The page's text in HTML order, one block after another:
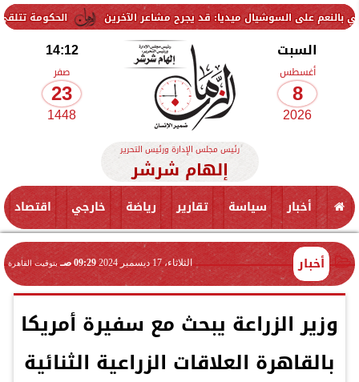
الحكومة تتلقى 229 ألف شكوى وطلب واستفسار خلال يوليو.. ومدبولي يوجه بسرعة الاستجابة للمواطنين ميديا: قد يجرح مشاعر الآخرين
السبت
أغسطس
8
2026
14:12
صفر
23
1448
رئيس مجلس الإدارة ورئيس التحرير
إلهام شرشر
أخبار سياسة تقارير رياضة خارجي اقتصاد
أخبار الثلاثاء، 17 ديسمبر 2024 09:29 صـ بتوقيت القاهرة
وزير الزراعة يبحث مع سفيرة أمريكا
بالقاهرة العلاقات الزراعية الثنائية